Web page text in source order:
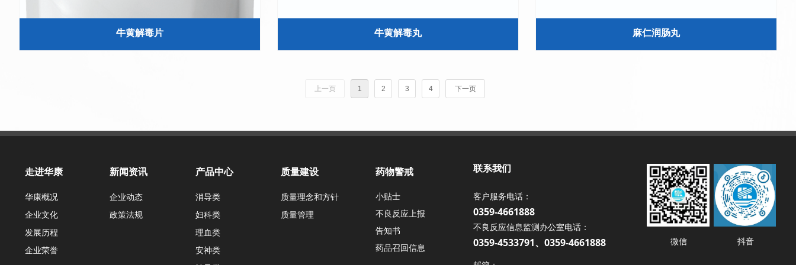
牛黄解毒片 牛黄解毒丸 麻仁润肠丸
上一页 1 2 3 4 下一页
华康概况
企业文化
发展历程
企业荣誉
走进华康
企业动态
政策法规
新闻资讯
消导类
妇科类
理血类
安神类
产品中心
质量理念和方针
质量管理
质量建设
小贴士
不良反应上报
告知书
药品召回信息
药物警戒 联系我们
客户服务电话：
0359-4661888
不良反应信息监测办公室电话：
0359-4533791、0359-4661888 微信 抖音